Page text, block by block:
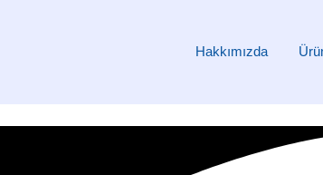
Hakkımızda